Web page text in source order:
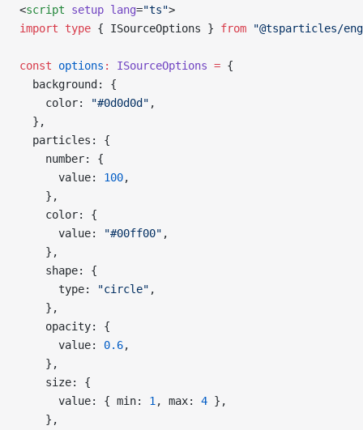
<script setup lang="ts">
import type { ISourceOptions } from "@tsparticles/
const options : ISourceOptions = {
  background: {
    color:
"#0d0d0d" ,
  },
  particles: {
    number: {
      value:
100,
    },
    color: {
      value:
"#00ff00" ,
    },
    shape: {
      type:
"circle" ,
    },
    opacity: {
      value:
0.6,
    },
    size: {
      value: { min:
1 , max: 4 },
    },